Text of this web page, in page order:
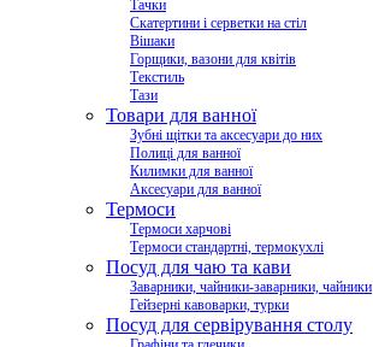
Тачки
Скатертини і серветки на стіл
Вішаки
Горщики, вазони для квітів
Текстиль
Тази
Товари для ванної
Зубні щітки та аксесуари до них
Полиці для ванної
Килимки для ванної
Аксесуари для ванної
Термоси
Термоси харчові
Термоси стандартні, термокухлі
Посуд для чаю та кави
Заварники, чайники-заварники, чайники
Гейзерні кавоварки, турки
Посуд для сервірування столу